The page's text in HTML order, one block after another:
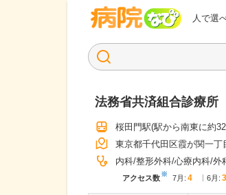
人で選
病院なび
法務省共済組合診療所
桜田門駅(駅から南東に約
東京都千代田区霞が関一
内科 整形外科 心療内科 外
アクセス数※ 7月 : 4 6月 : 3